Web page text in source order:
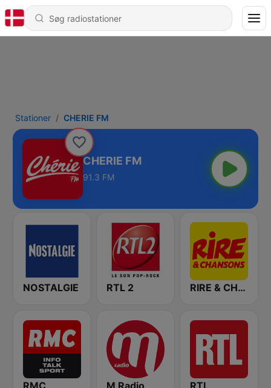
Stationer CHERIE FM
CHERIE FM
91.3 FM
NOSTALGIE RTL 2 RIRE & CHANSONS
RMC M Radio RTL